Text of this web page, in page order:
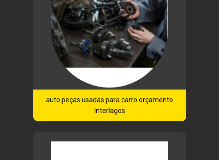
auto peças usadas para carro orçamento
Interlagos